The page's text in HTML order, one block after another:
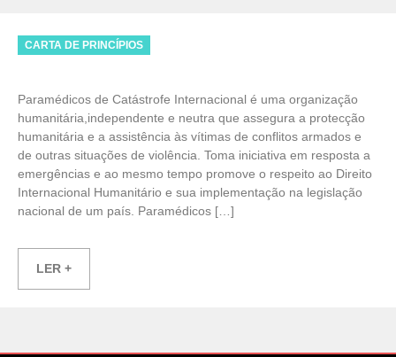
Categories
CARTA DE PRINCÍPIOS
Paramédicos de Catástrofe Internacional é uma organização
humanitária,independente e neutra que assegura a protecção
humanitária e a assistência às vítimas de conflitos armados e
de outras situações de violência. Toma iniciativa em resposta a
emergências e ao mesmo tempo promove o respeito ao Direito
Internacional Humanitário e sua implementação na legislação
nacional de um país. Paramédicos […]
LER +